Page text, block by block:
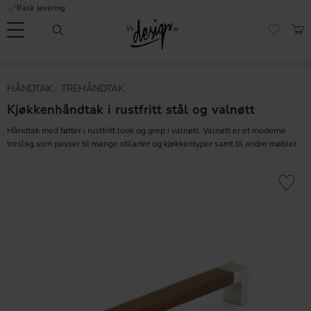
Meny
Rask levering
HÅNDTAK TREHÅNDTAK
Kjøkkenhåndtak i rustfritt stål og valnøtt
Håndtak med føtter i rustfritt look og grep i valnøtt. Valnøtt er et moderne
treslag som passer til mange stilarter og kjøkkentyper samt til andre møbler.
Lagre
Vanlige spørsmål
Inspirasjon og tips
It's
Design